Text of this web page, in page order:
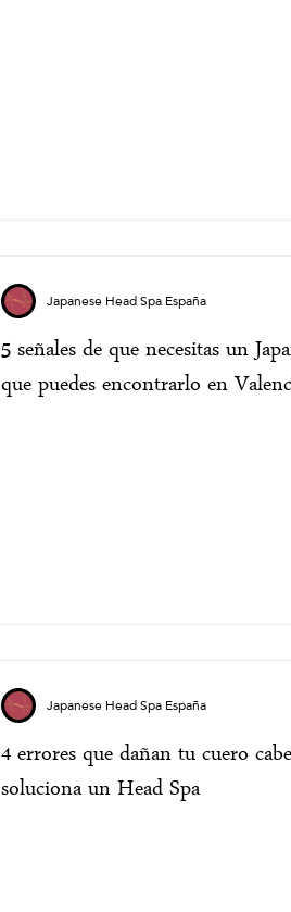
5 señales de que necesitas un
que puedes encontrarlo en
Japanese Head Spa España
4 errores que dañan tu cuero
soluciona un Head Spa
Japanese Head Spa España